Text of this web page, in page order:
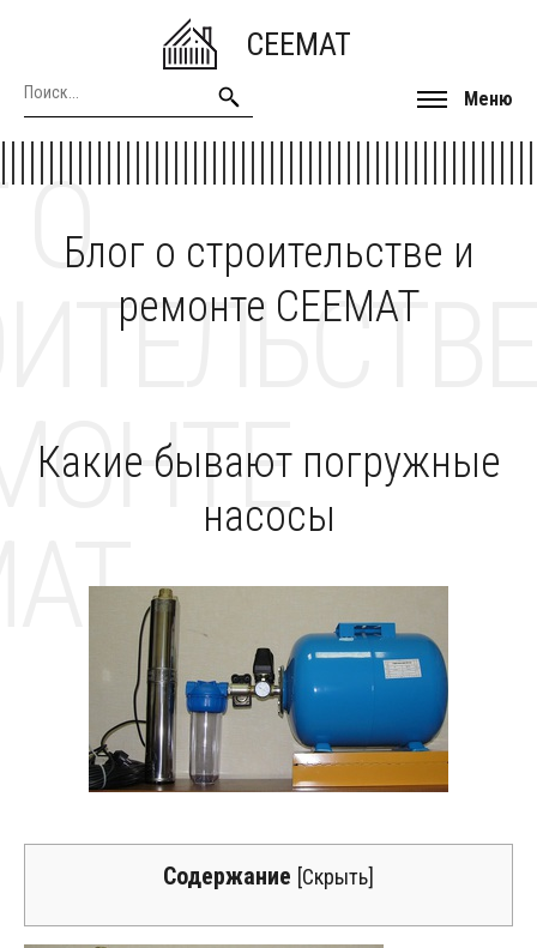
CEEMAT
Меню
Блог о строительстве и
ремонте CEEMAT
О
Какие бывают погружные
насосы
Содержание [Скрыть]